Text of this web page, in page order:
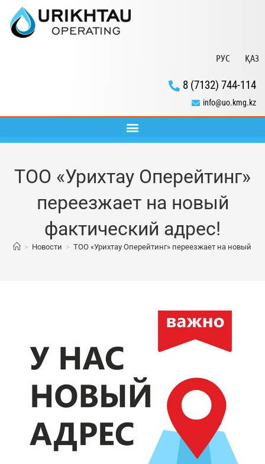
РУС ҚАЗ
8 (7132) 744-114
info@uo.kmg.kz
ТОО «Урихтау Оперейтинг»
переезжает на новый
фактический адрес!
> Новости > ТОО «Урихтау Оперейтинг» переезжает на новый